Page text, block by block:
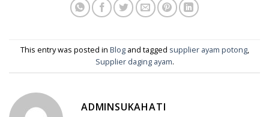
This entry was posted in Blogand tagged supplier ayam potong,
Supplier daging ayam.
ADMINSUKAHATI